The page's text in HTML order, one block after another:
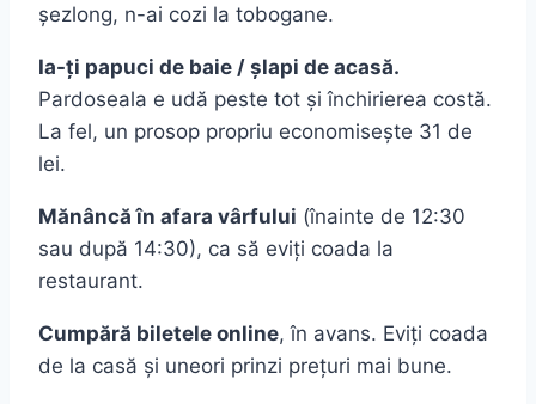
șezlong, n-ai cozi la tobogane.
Ia-ți papuci de baie / șlapi de acasă.
Pardoseala e udă peste tot și închirierea costă.
La fel, un prosop propriu economisește 31 de
lei.
Mănâncă în afara vârfului (înainte de 12:30
sau după 14:30), ca să eviți coada la
restaurant.
Cumpără biletele online, în avans. Eviți coada
de la casă și uneori prinzi prețuri mai bune.